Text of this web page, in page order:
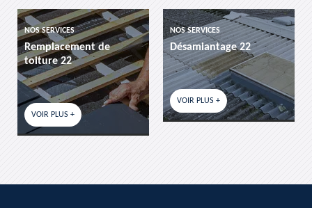
NOS SERVICES
Remplacement de
toiture 22
VOIR PLUS +
NOS SERVICES
Désamiantage 22
VOIR PLUS +